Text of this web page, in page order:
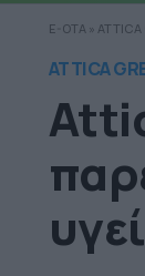
E-OTA »
ATTICA